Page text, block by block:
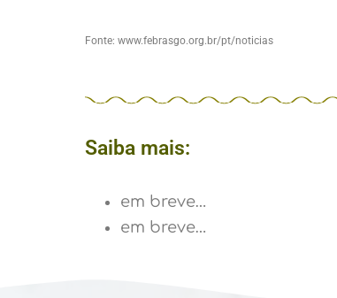
Fonte: www.febrasgo.org.br/pt/noticias
Saiba mais:
em breve…
em breve…